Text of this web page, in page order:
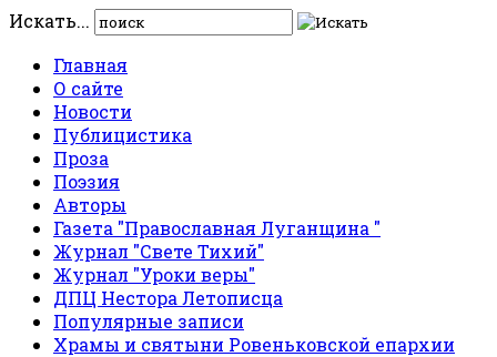
Искать...
Главная
О сайте
Новости
Публицистика
Проза
Поэзия
Авторы
Газета "Православная Луганщина "
Журнал "Свете Тихий"
Журнал "Уроки веры"
ДПЦ Нестора Летописца
Популярные записи
Храмы и святыни Ровеньковской епархии